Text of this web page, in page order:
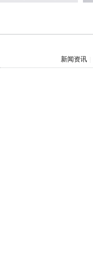
新闻资讯